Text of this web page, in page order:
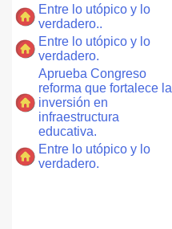
Entre lo utópico y lo
verdadero..
Entre lo utópico y lo
verdadero.
Aprueba Congreso
reforma que fortalece la
inversión en
infraestructura
educativa.
Entre lo utópico y lo
verdadero.